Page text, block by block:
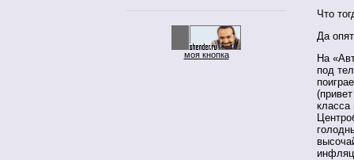
моя кнопка
Что
Да
На
под
класса